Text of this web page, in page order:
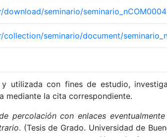
seminario/
seminario/document/
utilizada con fines de estudio,
mediante la cita correspondiente.
percolación con enlaces
. (Tesis de Grado. Universidad de